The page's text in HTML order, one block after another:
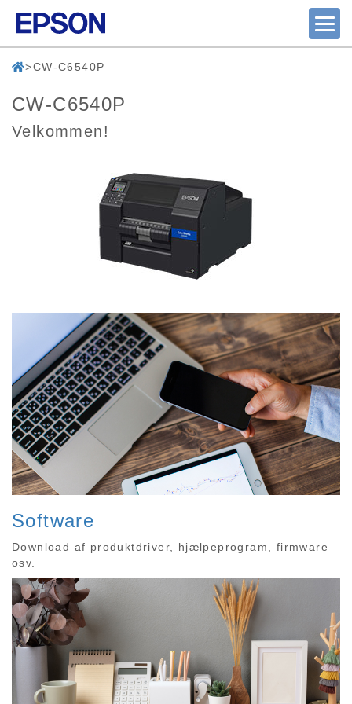
CW-C6540P
CW-C6540P
Velkommen!
Software
Download af produktdriver, hjælpeprogram, firmware
osv.